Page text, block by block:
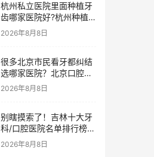
齿项目价格参考
杭州私立医院里面种植牙
齿哪家医院好?杭州种植
牙齿多少钱一颗?杭州种
植牙哪个医生好?
2026年8月8日
很多北京市民看牙都纠结
选哪家医院？北京口腔医
院前五排名出炉！看牙首
2026年8月8日
别瞎摸索了！吉林十大牙
科/口腔医院名单排行榜！
（多家公立私立医院上
榜）！含2026年【最新
2026年8月8日